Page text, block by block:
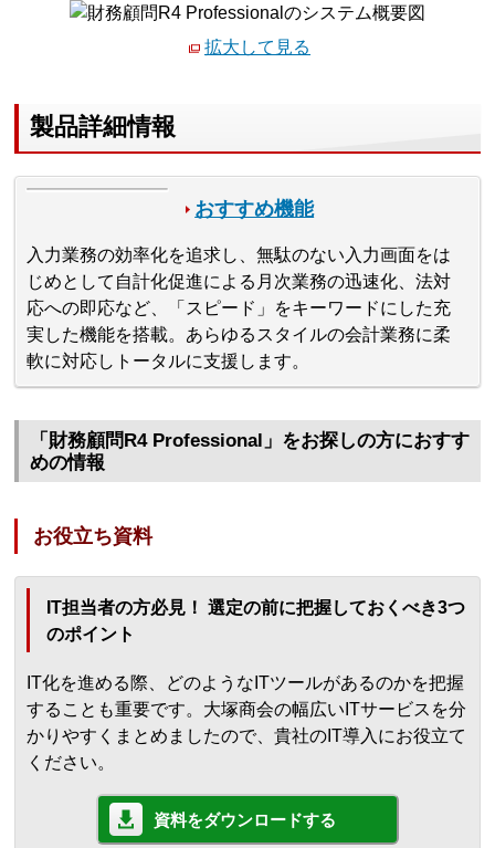
拡大して見る
製品詳細情報
おすすめ機能
入力業務の効率化を追求し、無駄のない入力画面をは
じめとして自計化促進による月次業務の迅速化、法対
応への即応など、「スピード」をキーワードにした充
実した機能を搭載。あらゆるスタイルの会計業務に柔
軟に対応しトータルに支援します。
「財務顧問R4 Professional」をお探しの方におすす
めの情報
お役立ち資料
IT担当者の方必見！ 選定の前に把握しておくべき3つ
のポイント
IT化を進める際、どのようなITツールがあるのかを把握
することも重要です。大塚商会の幅広いITサービスを分
かりやすくまとめましたので、貴社のIT導入にお役立て
ください。
資料をダウンロードする